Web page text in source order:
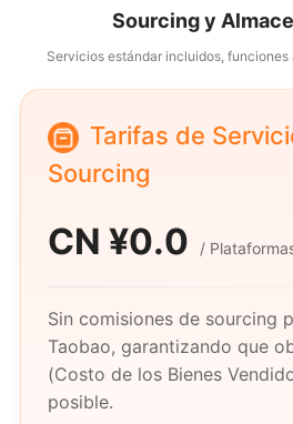
Sourcing y
Servicios estándar incluidos,
Tarifas de
Sourcing
CN ¥0.0 /
Sin comisiones de sourcing
Taobao, garantizando que
(Costo de los Bienes
posible.